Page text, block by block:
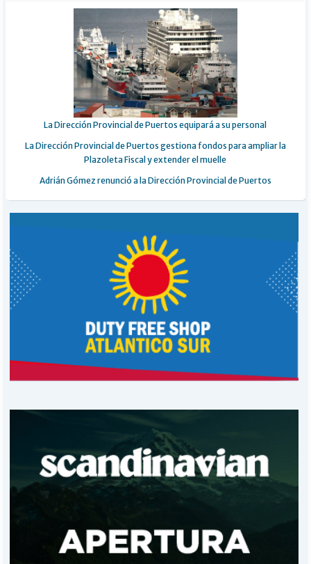
La Dirección Provincial de Puertos equipará a su personal
La Dirección Provincial de Puertos gestiona fondos para ampliar la
Plazoleta Fiscal y extender el muelle
Adrián Gómez renunció a la Dirección Provincial de Puertos